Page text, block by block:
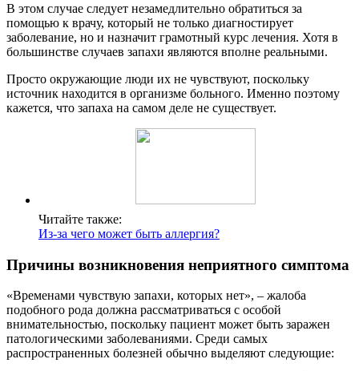
В этом случае следует незамедлительно обратиться за
помощью к врачу, который не только диагностирует
заболевание, но и назначит грамотный курс лечения. Хотя в
большинстве случаев запахи являются вполне реальными.
Просто окружающие люди их не чувствуют, поскольку
источник находится в организме больного. Именно поэтому
кажется, что запаха на самом деле не существует.
Читайте также:
Из-за чего может быть аллергия?
Причины возникновения неприятного симптома
«Временами чувствую запахи, которых нет», – жалоба
подобного рода должна рассматриваться с особой
внимательностью, поскольку пациент может быть заражен
патологическими заболеваниями. Среди самых
распространенных болезней обычно выделяют следующие: